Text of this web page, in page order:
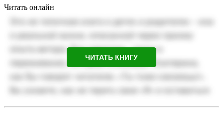
Читать онлайн
ЧИТАТЬ КНИГУ